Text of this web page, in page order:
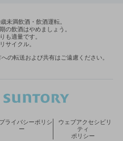
未満飲酒・飲酒運転。
の飲酒はやめましょう。
も適量です。
サイクル。
の転送および共有はご遠慮ください。
プライバシーポリシ
ー
ウェブアクセシビリ
ティ
ポリシー